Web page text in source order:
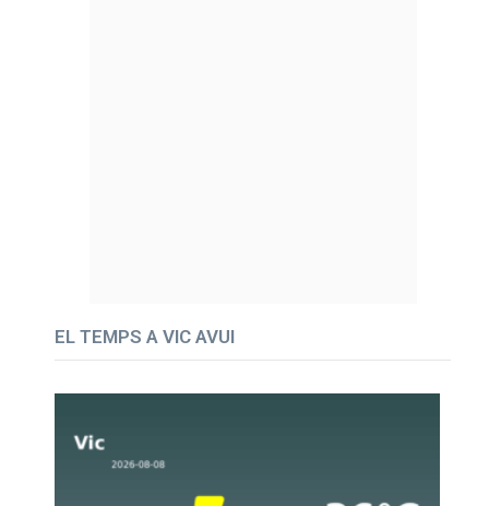
EL TEMPS A VIC AVUI